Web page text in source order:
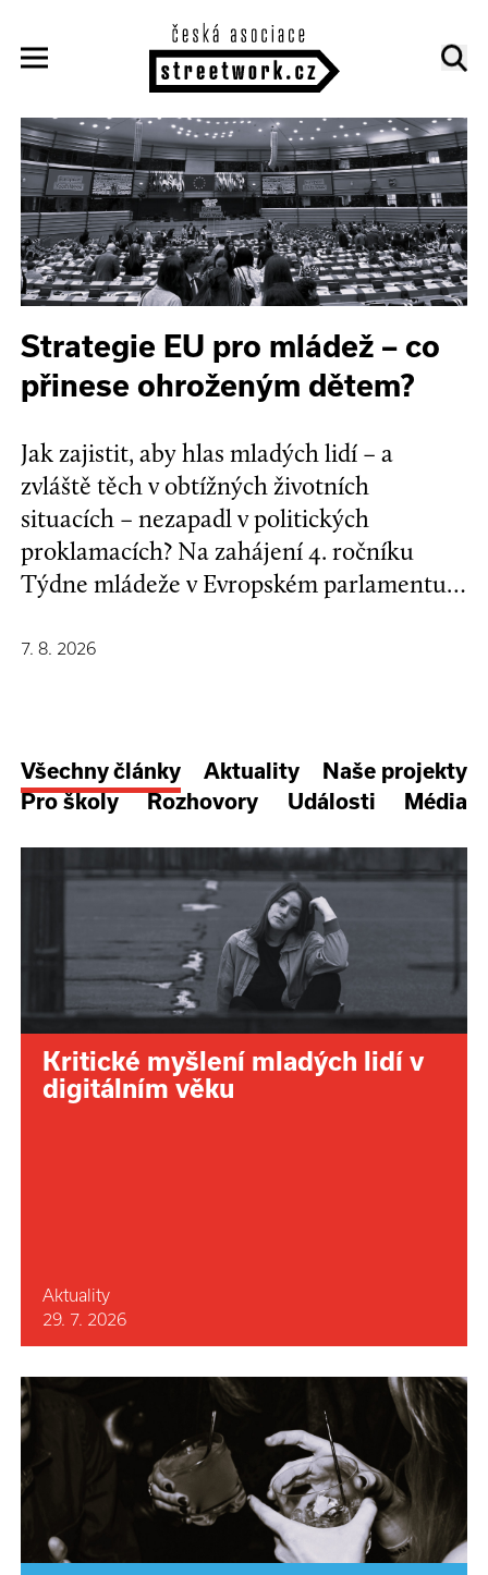
Strategie EU pro mládež – co
přinese ohroženým dětem?
Jak zajistit, aby hlas mladých lidí – a
zvláště těch v obtížných životních
situacích – nezapadl v politických
proklamacích? Na zahájení 4. ročníku
Týdne mládeže v Evropském parlamentu v
stakeholdeři zapojili do formulování nové
7. 8. 2026
Všechny články Aktuality
Naše projekty
Pro školy
Rozhovory Události Média
Kritické myšlení mladých lidí v
digitálním věku
Aktuality
29. 7. 2026